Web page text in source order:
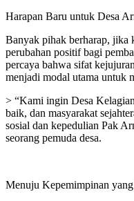
Harapan Baru untuk Desa
Banyak pihak berharap, jika
perubahan positif bagi
percaya bahwa sifat
menjadi modal utama untuk
> “Kami ingin Desa
baik, dan masyarakat
sosial dan kepedulian Pak
seorang pemuda desa.
Menuju Kepemimpinan